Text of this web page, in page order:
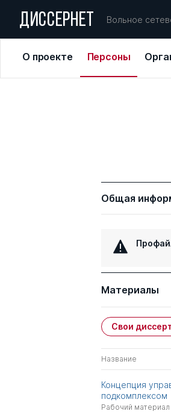
ДИССЕРНЕТ Вольное
О проекте Персоны
Общая
Материалы
Свои
Название
Концепция
подкомплексом
Рабочий материал